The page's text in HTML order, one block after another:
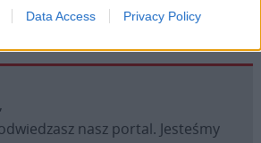
Data Access Privacy Policy
nasz portal. Jesteśmy